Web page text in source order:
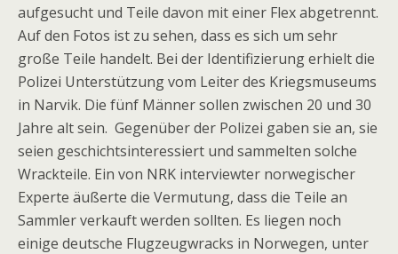
aufgesucht und Teile davon mit einer Flex abgetrennt.
Auf den Fotos ist zu sehen, dass es sich um sehr
große Teile handelt. Bei der Identifizierung erhielt die
Polizei Unterstützung vom Leiter des Kriegsmuseums
in Narvik. Die fünf Männer sollen zwischen 20 und 30
Jahre alt sein. Gegenüber der Polizei gaben sie an, sie
seien geschichtsinteressiert und sammelten solche
Wrackteile. Ein von NRK interviewter norwegischer
Experte äußerte die Vermutung, dass die Teile an
Sammler verkauft werden sollten. Es liegen noch
einige deutsche Flugzeugwracks in Norwegen, unter